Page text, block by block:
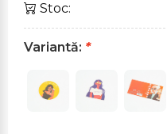
Stoc:
Variantă: *